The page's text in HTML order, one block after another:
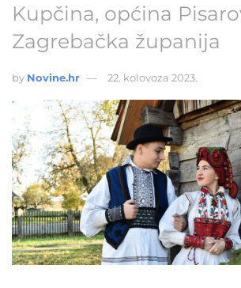
Kupčina, općina
Zagrebačka županija
by Novine.hr 22. kolovoza 2023.